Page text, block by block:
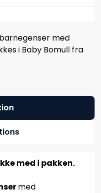
med
i Baby Bomull fra
med i pakken.
med